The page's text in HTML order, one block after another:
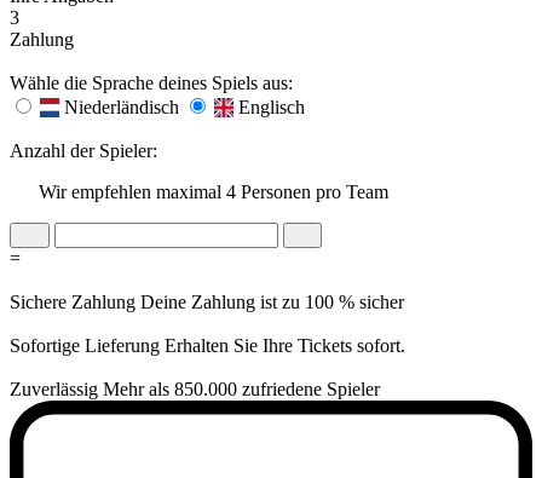
3
Zahlung
Wähle die Sprache deines Spiels aus:
Niederländisch
Englisch
Anzahl der Spieler:
Wir empfehlen maximal 4 Personen pro Team
=
Sichere Zahlung Deine Zahlung ist zu 100 % sicher
Sofortige Lieferung Erhalten Sie Ihre Tickets sofort.
Zuverlässig Mehr als 850.000 zufriedene Spieler